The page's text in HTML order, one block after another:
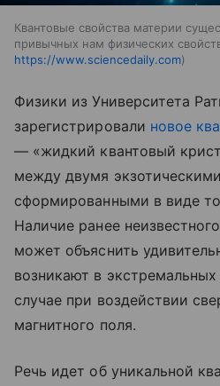
Квантовые свойства материи
привычных нам физических
https://www.sciencedaily.com
Физики из Университета
зарегистрировали новое
— «жидкий квантовый
между двумя
сформированными в виде
Наличие ранее
может объяснить
возникают в
случае при воздействии
магнитного поля.
Речь идет об уникальной